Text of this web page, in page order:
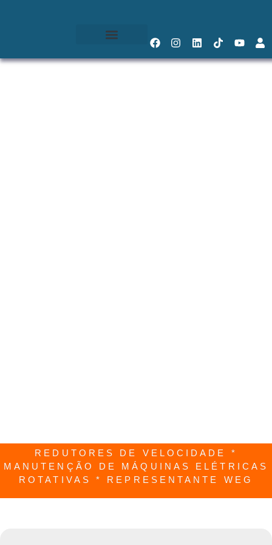
REDUTORES DE VELOCIDADE *
MANUTENÇÃO DE MÁQUINAS ELÉTRICAS
ROTATIVAS * REPRESENTANTE WEG